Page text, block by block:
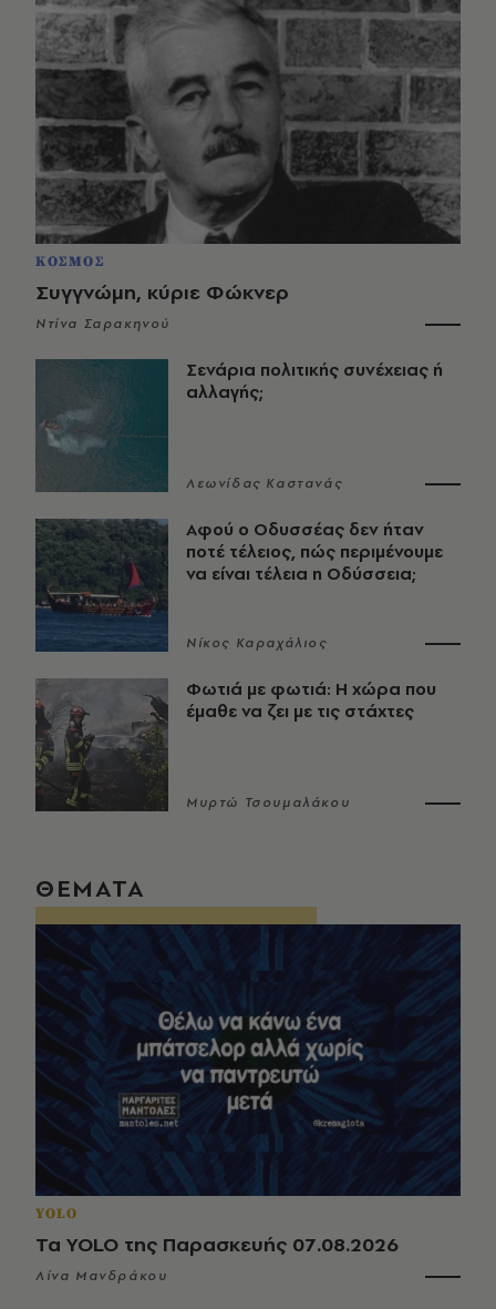
ΚΟΣΜΟΣ
Συγγνώμη, κύριε Φώκνερ
Ντίνα Σαρακηνού
Σενάρια πολιτικής συνέχειας ή
αλλαγής;
Λεωνίδας Καστανάς
Αφού ο Οδυσσέας δεν ήταν
ποτέ τέλειος, πώς περιμένουμε
να είναι τέλεια η Οδύσσεια;
Νίκος Καραχάλιος
Φωτιά με φωτιά: Η χώρα που
έμαθε να ζει με τις στάχτες
Μυρτώ Τσουμαλάκου
ΘΕΜΑΤΑ
YOLO
Τα YOLO της Παρασκευής 07.08.2026
Λίνα Μανδράκου